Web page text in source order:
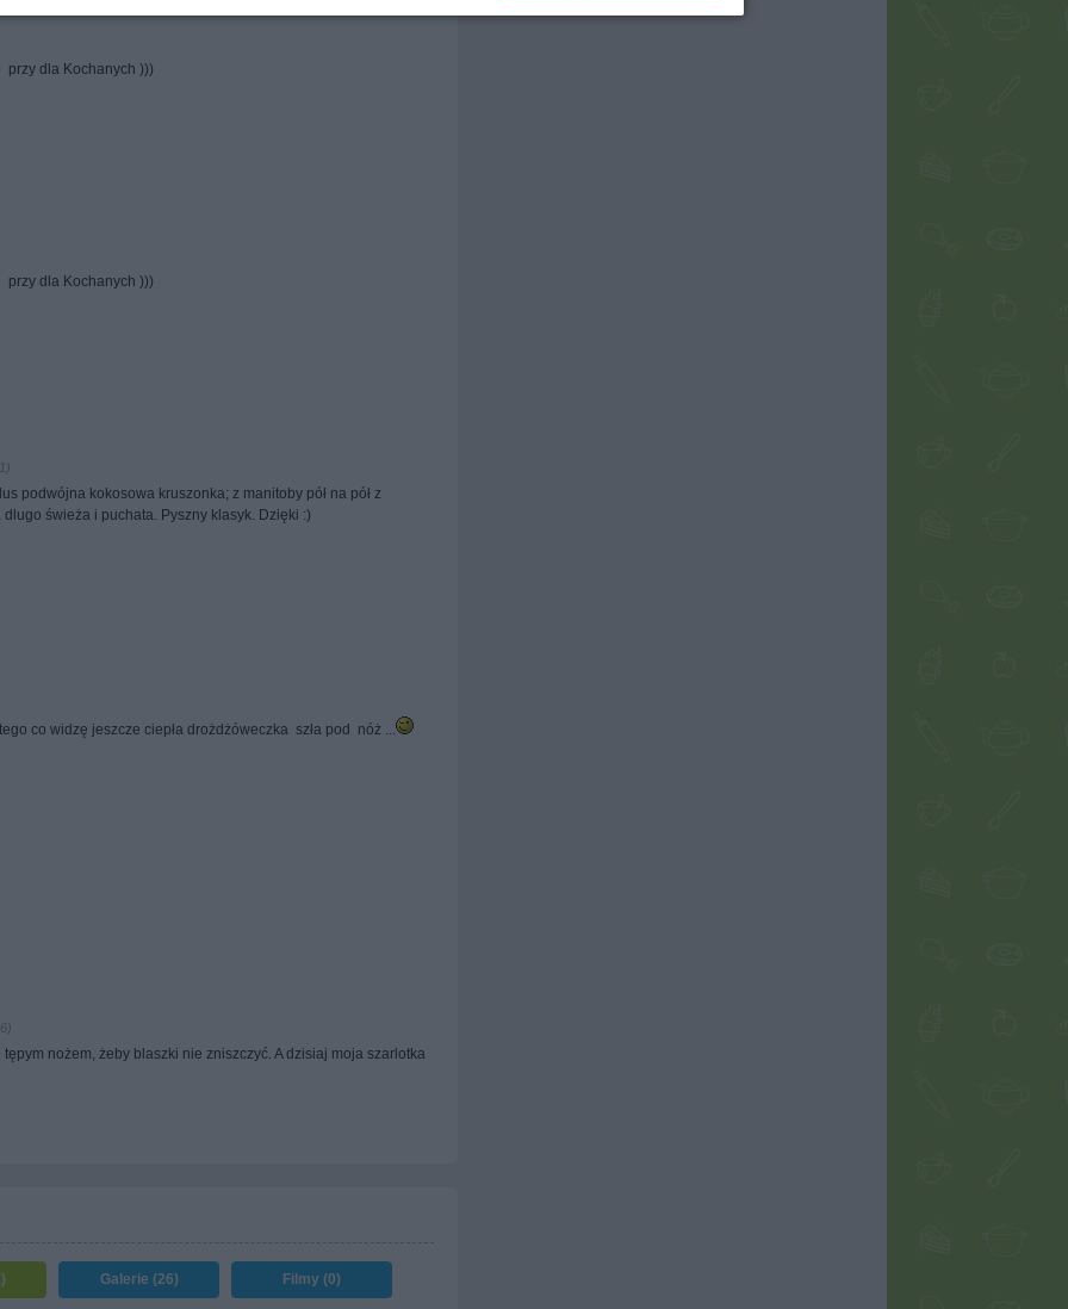
przy dla Kochanych )))
przy dla Kochanych )))
podwójna kokosowa kruszonka; z manitoby pół na pół z
świeża i puchata. Pyszny klasyk. Dzięki :)
co widzę jeszcze ciepła drożdżóweczka szła pod nóż ...
tępym nożem, żeby blaszki nie zniszczyć. A dzisiaj moja szarlotka
Galerie (26) Filmy (0)